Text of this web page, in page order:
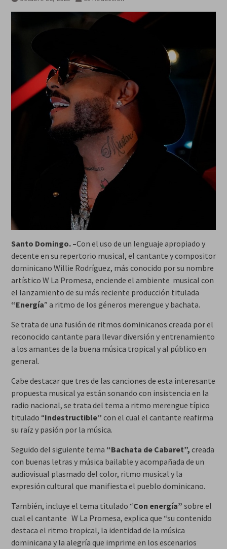
Santo Domingo. –Con el uso de un lenguaje apropiado y
decente en su repertorio musical, el cantante y compositor
dominicano Willie Rodríguez, más conocido por su nombre
artístico W La Promesa, enciende el ambiente musical con
el lanzamiento de su más reciente producción titulada
“Energía” a ritmo de los géneros merengue y bachata.
Se trata de una fusión de ritmos dominicanos creada por el
reconocido cantante para llevar diversión y entrenamiento
a los amantes de la buena música tropical y al público en
general.
Cabe destacar que tres de las canciones de esta interesante
propuesta musical ya están sonando con insistencia en la
radio nacional, se trata del tema a ritmo merengue típico
titulado “Indestructible” con el cual el cantante reafirma
su raíz y pasión por la música.
Seguido del siguiente tema “Bachata de Cabaret”, creada
con buenas letras y música bailable y acompañada de un
audiovisual plasmado del color, ritmo musical y la
expresión cultural que manifiesta el pueblo dominicano.
También, incluye el tema titulado “Con energía” sobre el
cual el cantante W La Promesa, explica que “su contenido
destaca el ritmo tropical, la identidad de la música
dominicana y la alegría que imprime en los escenarios